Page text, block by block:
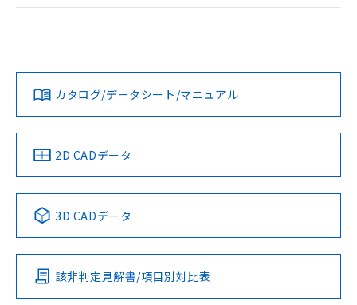
ログイン/会員登録
ダウンロードデータをご利用いただく前に、以下を必ずお読
みください。
ソフトウェアの使用条件
EU RoHS 注意事項・凡例
対応済み
中国 RoHS 注意事項・凡例
Pb Hg Cd Cr(VI)
O
LR型式承認
（イギリス
船舶規格）
DNV型式承認
（ノルウェー
BV型式承認
（フランス
KR型式
（韓国
No No No No
この製品の規格認証/適合状況ページへ
その他の認証はこちらのページからご検索ください
カタログ/データシート/マニュアル
2D CADデータ
3D CADデータ
該非判定見解書/項目別対比表